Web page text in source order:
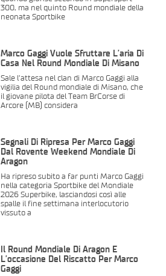
300, ma nel quinto Round mondiale della
neonata Sportbike
Marco Gaggi Vuole Sfruttare L’aria Di
Casa Nel Round Mondiale Di Misano
Sale l’attesa nel clan di Marco Gaggi alla
vigilia del Round mondiale di Misano, che
il giovane pilota del Team BrCorse di
Arcore (MB) considera
Segnali Di Ripresa Per Marco Gaggi
Dal Rovente Weekend Mondiale Di
Aragon
Ha ripreso subito a far punti Marco Gaggi
nella categoria Sportbike del Mondiale
2026 Superbike, lasciandosi così alle
spalle il fine settimana interlocutorio
vissuto a
Il Round Mondiale Di Aragon È
L’occasione Del Riscatto Per Marco
Gaggi